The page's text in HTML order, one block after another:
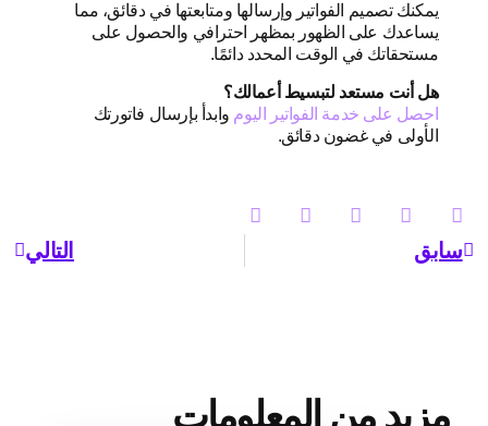
يمكنك تصميم الفواتير وإرسالها ومتابعتها في دقائق، مما
يساعدك على الظهور بمظهر احترافي والحصول على
مستحقاتك في الوقت المحدد دائمًا.
هل أنت مستعد لتبسيط أعمالك؟
احصل على خدمة الفواتير اليوم وابدأ بإرسال فاتورتك
الأولى في غضون دقائق.
سابق التالي
مزيد من المعلومات